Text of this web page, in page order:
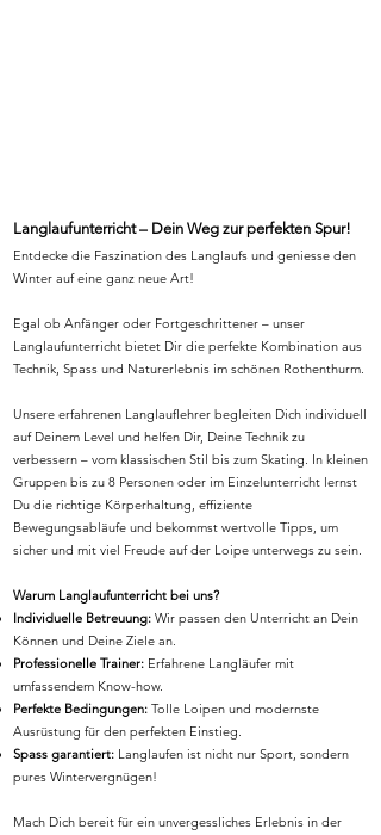
Langlaufunterricht – Dein Weg zur perfekten Spur!
Entdecke die Faszination des Langlaufs und geniesse den
Winter auf eine ganz neue Art!
Egal ob Anfänger oder Fortgeschrittener – unser
Langlaufunterricht bietet Dir die perfekte Kombination aus
Technik, Spass und Naturerlebnis im schönen Rothenthurm.
Unsere erfahrenen Langlauflehrer begleiten Dich individuell
auf Deinem Level und helfen Dir, Deine Technik zu
verbessern – vom klassischen Stil bis zum Skating. In kleinen
Gruppen bis zu 8 Personen oder im Einzelunterricht lernst
Du die richtige Körperhaltung, effiziente
Bewegungsabläufe und bekommst wertvolle Tipps, um
sicher und mit viel Freude auf der Loipe unterwegs zu sein.
Warum Langlaufunterricht bei uns?
Individuelle Betreuung: Wir passen den Unterricht an Dein
Können und Deine Ziele an.
Professionelle Trainer: Erfahrene Langläufer mit
umfassendem Know-how.
Perfekte Bedingungen: Tolle Loipen und modernste
Ausrüstung für den perfekten Einstieg.
Spass garantiert: Langlaufen ist nicht nur Sport, sondern
pures Wintervergnügen!
Mach Dich bereit für ein unvergessliches Erlebnis in der